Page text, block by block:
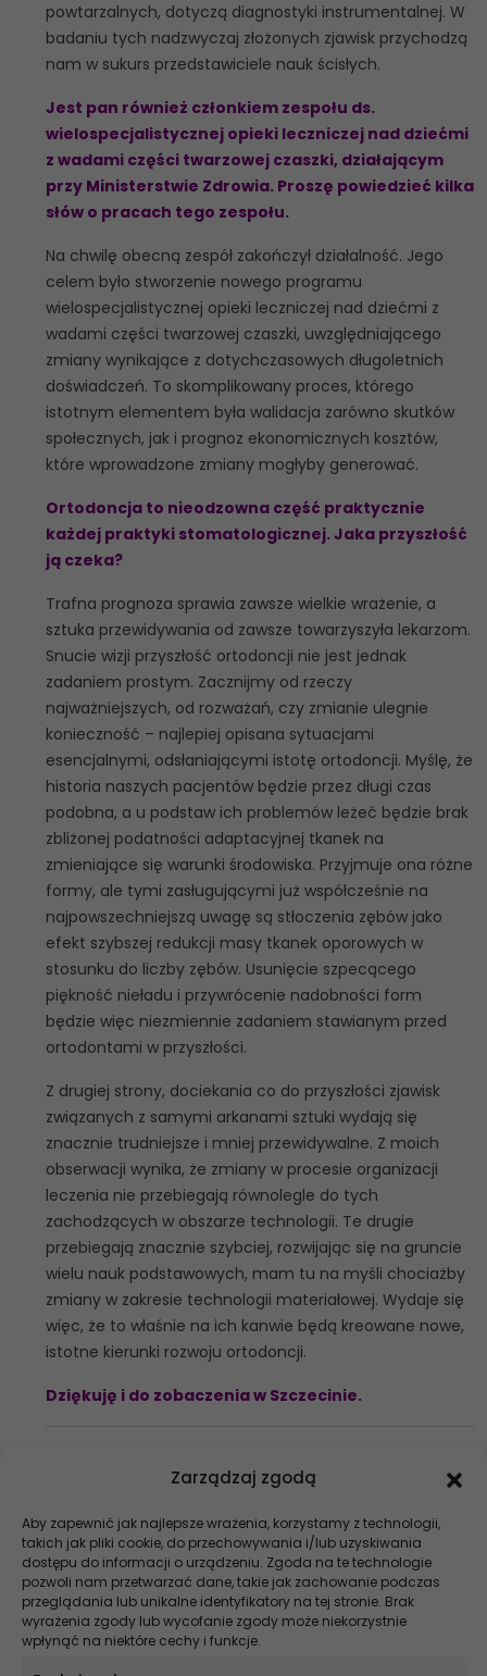
Zarządzaj zgodą
Aby zapewnić jak najlepsze wrażenia, korzystamy z technologii,
takich jak pliki cookie, do przechowywania i/lub uzyskiwania
dostępu do informacji o urządzeniu. Zgoda na te technologie
pozwoli nam przetwarzać dane, takie jak zachowanie podczas
przeglądania lub unikalne identyfikatory na tej stronie. Brak
wyrażenia zgody lub wycofanie zgody może niekorzystnie
wpłynąć na niektóre cechy i funkcje.
powtarzalnych, dotyczą diagnostyki instrumentalnej. W
badaniu tych nadzwyczaj złożonych zjawisk przychodzą
nam w sukurs przedstawiciele nauk ścisłych.
Jest pan również członkiem zespołu ds.
wielospecjalistycznej opieki leczniczej nad dziećmi
z wadami części twarzowej czaszki, działającym
przy Ministerstwie Zdrowia. Proszę powiedzieć kilka
słów o pracach tego zespołu.
Na chwilę obecną zespół zakończył działalność. Jego
celem było stworzenie nowego programu
wielospecjalistycznej opieki leczniczej nad dziećmi z
wadami części twarzowej czaszki, uwzględniającego
zmiany wynikające z dotychczasowych długoletnich
doświadczeń. To skomplikowany proces, którego
istotnym elementem była walidacja zarówno skutków
społecznych, jak i prognoz ekonomicznych kosztów,
które wprowadzone zmiany mogłyby generować.
Ortodoncja to nieodzowna część praktycznie
każdej praktyki stomatologicznej. Jaka przyszłość
ją czeka?
Trafna prognoza sprawia zawsze wielkie wrażenie, a
sztuka przewidywania od zawsze towarzyszyła lekarzom.
Snucie wizji przyszłość ortodoncji nie jest jednak
zadaniem prostym. Zacznijmy od rzeczy
najważniejszych, od rozważań, czy zmianie ulegnie
konieczność – najlepiej opisana sytuacjami
esencjalnymi, odsłaniającymi istotę ortodoncji. Myślę, że
historia naszych pacjentów będzie przez długi czas
podobna, a u podstaw ich problemów leżeć będzie brak
zbliżonej podatności adaptacyjnej tkanek na
zmieniające się warunki środowiska. Przyjmuje ona różne
formy, ale tymi zasługującymi już współcześnie na
najpowszechniejszą uwagę są stłoczenia zębów jako
efekt szybszej redukcji masy tkanek oporowych w
stosunku do liczby zębów. Usunięcie szpecącego
piękność nieładu i przywrócenie nadobności form
będzie więc niezmiennie zadaniem stawianym przed
ortodontami w przyszłości.
Z drugiej strony, dociekania co do przyszłości zjawisk
związanych z samymi arkanami sztuki wydają się
znacznie trudniejsze i mniej przewidywalne. Z moich
obserwacji wynika, że zmiany w procesie organizacji
leczenia nie przebiegają równolegle do tych
zachodzących w obszarze technologii. Te drugie
przebiegają znacznie szybciej, rozwijając się na gruncie
wielu nauk podstawowych, mam tu na myśli chociażby
zmiany w zakresie technologii materiałowej. Wydaje się
więc, że to właśnie na ich kanwie będą kreowane nowe,
istotne kierunki rozwoju ortodoncji.
Dziękuję i do zobaczenia w Szczecinie.
Szukaj
Stomatologia NEWS
w stomatologii